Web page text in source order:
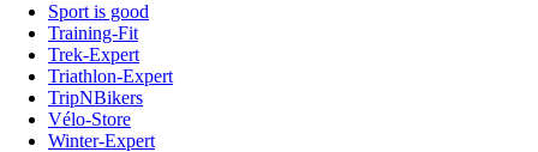
Sport is good
Training-Fit
Trek-Expert
Triathlon-Expert
TripNBikers
Vélo-Store
Winter-Expert